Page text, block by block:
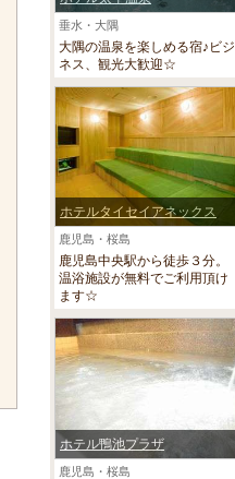
垂水・大隅
大隅の温泉を楽しめる宿♪ビジ
ネス、観光大歓迎☆
ホテルタイセイアネックス
鹿児島・桜島
鹿児島中央駅から徒歩３分。
温浴施設が無料でご利用頂け
ます☆
ホテル鴨池プラザ
鹿児島・桜島